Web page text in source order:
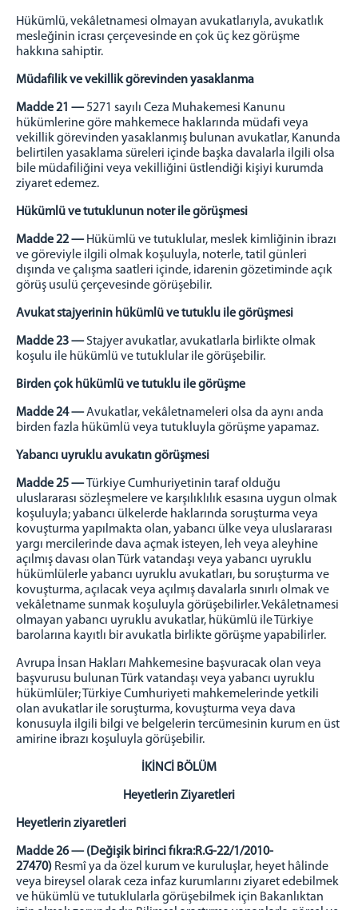
Hükümlü, vekâletnamesi olmayan avukatlarıyla, avukatlık
mesleğinin icrası çerçevesinde en çok üç kez görüşme
hakkına sahiptir.
Müdafilik ve vekillik görevinden yasaklanma
Madde 21 —5271 sayılı Ceza Muhakemesi Kanunu
hükümlerine göre mahkemece haklarında müdafi veya
vekillik görevinden yasaklanmış bulunan avukatlar, Kanunda
belirtilen yasaklama süreleri içinde başka davalarla ilgili olsa
bile müdafiliğini veya vekilliğini üstlendiği kişiyi kurumda
ziyaret edemez.
Hükümlü ve tutuklunun noter ile görüşmesi
Madde 22 — Hükümlü ve tutuklular, meslek kimliğinin ibrazı
ve göreviyle ilgili olmak koşuluyla, noterle, tatil günleri
dışında ve çalışma saatleri içinde, idarenin gözetiminde açık
görüş usulü çerçevesinde görüşebilir.
Avukat stajyerinin hükümlü ve tutuklu ile görüşmesi
Madde 23 —Stajyer avukatlar, avukatlarla birlikte olmak
koşulu ile hükümlü ve tutuklular ile görüşebilir.
Birden çok hükümlü ve tutuklu ile görüşme
Madde 24 —Avukatlar, vekâletnameleri olsa da aynı anda
birden fazla hükümlü veya tutukluyla görüşme yapamaz.
Yabancı uyruklu avukatın görüşmesi
Madde 25 —Türkiye Cumhuriyetinin taraf olduğu
uluslararası sözleşmelere ve karşılıklılık esasına uygun olmak
koşuluyla; yabancı ülkelerde haklarında soruşturma veya
kovuşturma yapılmakta olan, yabancı ülke veya uluslararası
yargı mercilerinde dava açmak isteyen, leh veya aleyhine
açılmış davası olan Türk vatandaşı veya yabancı uyruklu
hükümlülerle yabancı uyruklu avukatları, bu soruşturma ve
kovuşturma, açılacak veya açılmış davalarla sınırlı olmak ve
vekâletname sunmak koşuluyla görüşebilirler. Vekâletnamesi
olmayan yabancı uyruklu avukatlar, hükümlü ile Türkiye
barolarına kayıtlı bir avukatla birlikte görüşme yapabilirler.
Avrupa İnsan Hakları Mahkemesine başvuracak olan veya
başvurusu bulunan Türk vatandaşı veya yabancı uyruklu
hükümlüler; Türkiye Cumhuriyeti mahkemelerinde yetkili
olan avukatlar ile soruşturma, kovuşturma veya dava
konusuyla ilgili bilgi ve belgelerin tercümesinin kurum en üst
amirine ibrazı koşuluyla görüşebilir.
İKİNCİ BÖLÜM
Heyetlerin Ziyaretleri
Heyetlerin ziyaretleri
Madde 26 — (Değişik birinci fıkra:R.G-22/1/2010-
27470) Resmî ya da özel kurum ve kuruluşlar, heyet hâlinde
veya bireysel olarak ceza infaz kurumlarını ziyaret edebilmek
ve hükümlü ve tutuklularla görüşebilmek için Bakanlıktan